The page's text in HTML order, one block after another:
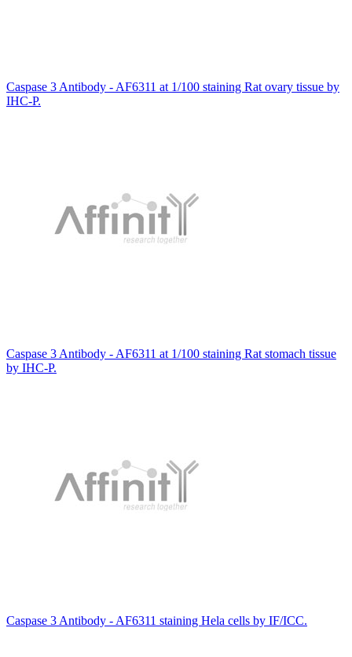
Caspase 3 Antibody - AF6311 at 1/100 staining Rat ovary tissue by
IHC-P.
Caspase 3 Antibody - AF6311 at 1/100 staining Rat stomach tissue
by IHC-P.
Caspase 3 Antibody - AF6311 staining Hela cells by IF/ICC.